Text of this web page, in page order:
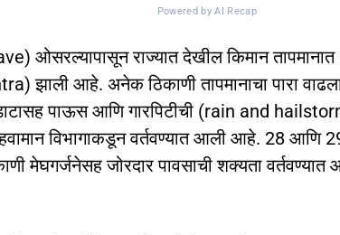
Powered by AI Recap
ओसरल्यापासून राज्यात देखील किमान
आहे. अनेक ठिकाणी तापमानाचा पारा
पाऊस आणि गारपिटीची (rain and
विभागाकडून वर्तवण्यात आली आहे. 28 आणि
मेघगर्जनेसह जोरदार पावसाची शक्यता वर्तवण्यात